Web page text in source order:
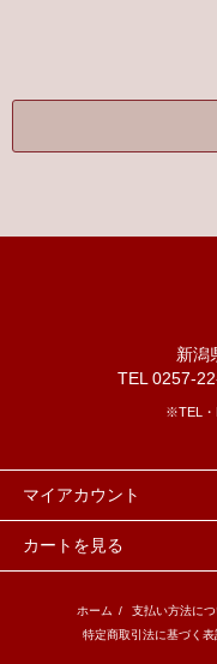
新潟
TEL 0257-
※TEL・
マイアカウント
カートを見る
ホーム / 支払い方法につ
特定商取引法に基づく表